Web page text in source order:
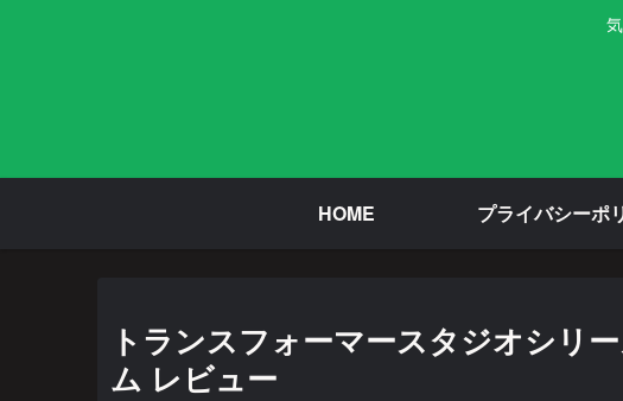
HOME プライバシーポ
トランスフォーマースタジオシリ
ム レビュー